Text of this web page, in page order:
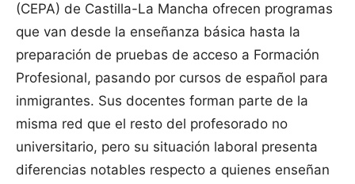
(CEPA) de Castilla-La Mancha ofrecen programas
que van desde la enseñanza básica hasta la
preparación de pruebas de acceso a Formación
Profesional, pasando por cursos de español para
inmigrantes. Sus docentes forman parte de la
misma red que el resto del profesorado no
universitario, pero su situación laboral presenta
diferencias notables respecto a quienes enseñan